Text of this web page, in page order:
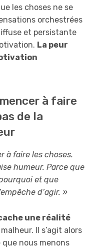
les choses ne se
orchestrées
et persistante
La peur
à faire
de la
à faire les choses.
humeur. Parce que
et que
d’agir. »
une réalité
malheur. Il s’agit alors
nous menons